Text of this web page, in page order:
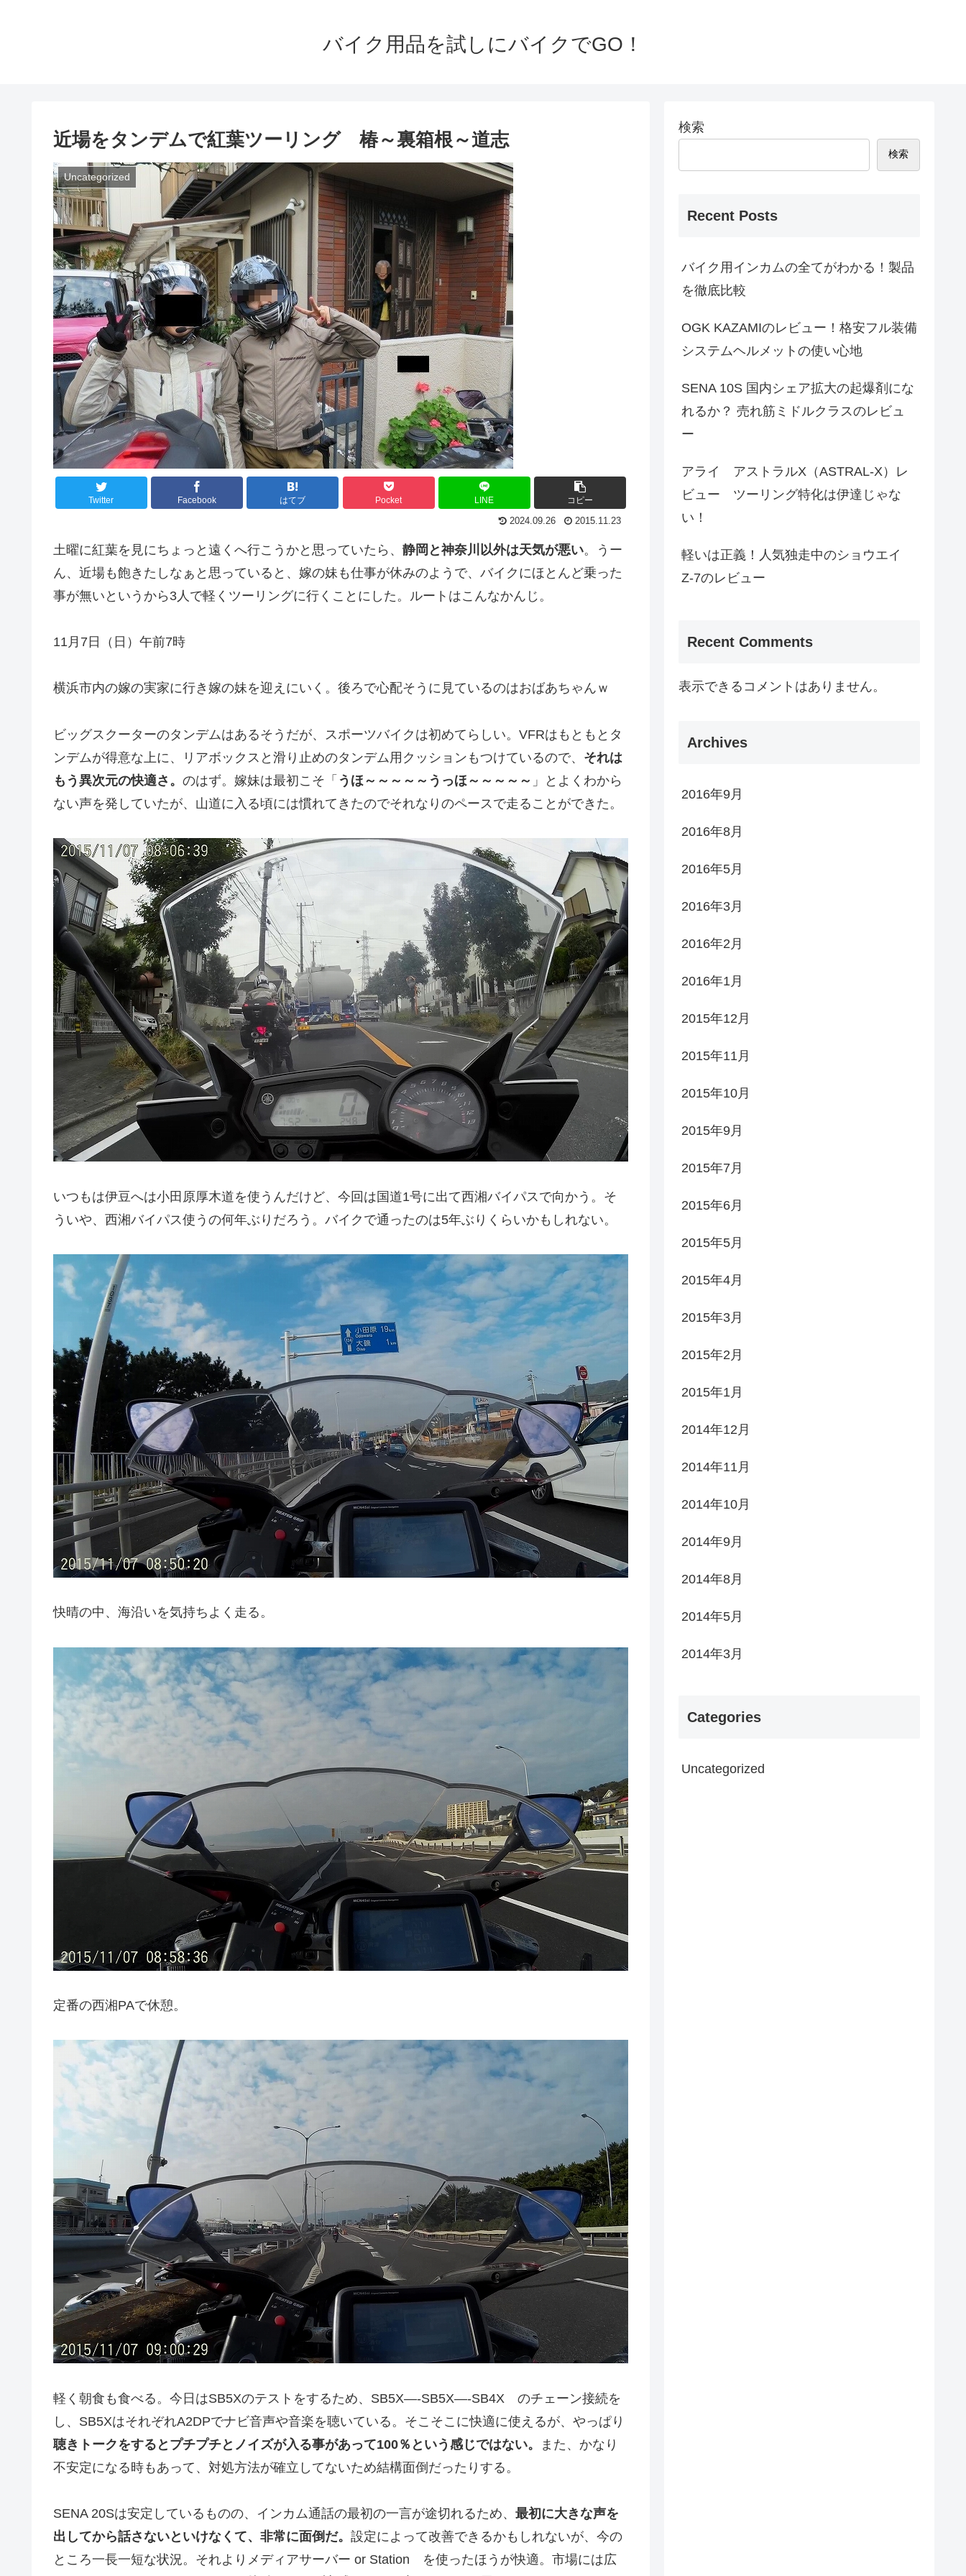
バイク用品を試しにバイクでGO！
近場をタンデムで紅葉ツーリング 椿～裏箱根～道志
Uncategorized
Twitter Facebook はてブ Pocket LINE コピー
2024.09.26 2015.11.23
土曜に紅葉を見にちょっと遠くへ行こうかと思っていたら、 静岡と神奈川以外は天気が悪い。うー
ん、近場も飽きたしなぁと思っていると、嫁の妹も仕事が休みのようで、バイクにほとんど乗った
事が無いというから3人で軽くツーリングに行くことにした。ルートはこんなかんじ。
11月7日（日）午前7時
横浜市内の嫁の実家に行き嫁の妹を迎えにいく。後ろで心配そうに見ているのはおばあちゃんｗ
ビッグスクーターのタンデムはあるそうだが、スポーツバイクは初めてらしい。VFRはもともとタ
ンデムが得意な上に、リアボックスと滑り止めのタンデム用クッションもつけているので、 それは
もう異次元の快適さ。 のはず。嫁妹は最初こそ「 うほ～～～～～うっほ～～～～～ 」とよくわから
ない声を発していたが、山道に入る頃には慣れてきたのでそれなりのペースで走ることができた。
いつもは伊豆へは小田原厚木道を使うんだけど、今回は国道1号に出て西湘バイパスで向かう。そ
ういや、西湘バイパス使うの何年ぶりだろう。バイクで通ったのは5年ぶりくらいかもしれない。
快晴の中、海沿いを気持ちよく走る。
定番の西湘PAで休憩。
軽く朝食も食べる。今日はSB5Xのテストをするため、SB5X—-SB5X—-SB4X のチェーン接続を
し、SB5XはそれぞれA2DPでナビ音声や音楽を聴いている。そこそこに快適に使えるが、やっぱり
聴きトークをするとプチプチとノイズが入る事があって100％という感じではない。
また、かなり
不安定になる時もあって、対処方法が確立してないため結構面倒だったりする。
SENA 20Sは安定しているものの、インカム通話の最初の一言が途切れるため、 最初に大きな声を
出してから話さないといけなくて、非常に面倒だ。 設定によって改善できるかもしれないが、今の
ところ一長一短な状況。それよりメディアサーバー or Station を使ったほうが快適。市場には広
検索
検索
Recent Posts
バイク用インカムの全てがわかる！製品
を徹底比較
OGK KAZAMIのレビュー！格安フル装備
システムヘルメットの使い心地
SENA 10S 国内シェア拡大の起爆剤にな
れるか？ 売れ筋ミドルクラスのレビュ
ー
アライ アストラルX（ASTRAL-X）レ
ビュー ツーリング特化は伊達じゃな
い！
軽いは正義！人気独走中のショウエイ
Z-7のレビュー
Recent Comments
表示できるコメントはありません。
Archives
2016年9月
2016年8月
2016年5月
2016年3月
2016年2月
2016年1月
2015年12月
2015年11月
2015年10月
2015年9月
2015年7月
2015年6月
2015年5月
2015年4月
2015年3月
2015年2月
2015年1月
2014年12月
2014年11月
2014年10月
2014年9月
2014年8月
2014年5月
2014年3月
Categories
Uncategorized